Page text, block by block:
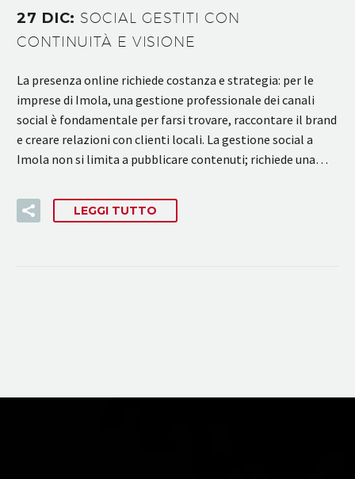
27 DIC: SOCIAL GESTITI CON
CONTINUITÀ E VISIONE
La presenza online richiede costanza e strategia: per le
imprese di Imola, una gestione professionale dei canali
social è fondamentale per farsi trovare, raccontare il brand
e creare relazioni con clienti locali. La gestione social a
Imola non si limita a pubblicare contenuti; richiede una…
LEGGI TUTTO